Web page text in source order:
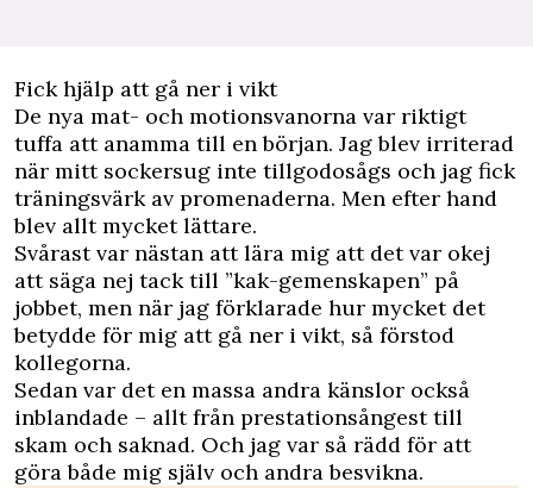
Fick hjälp att gå ner i vikt
De nya mat- och motionsvanorna var riktigt
tuffa att anamma till en början. Jag blev irriterad
när mitt sockersug inte tillgodosågs och jag fick
träningsvärk av promenaderna. Men efter hand
blev allt mycket lättare.
Svårast var nästan att lära mig att det var okej
att säga nej tack till ”kak-gemenskapen” på
jobbet, men när jag förklarade hur mycket det
betydde för mig att gå ner i vikt, så förstod
kollegorna.
Sedan var det en massa andra känslor också
inblandade – allt från prestationsångest till
skam och saknad. Och jag var så rädd för att
göra både mig själv och andra besvikna.